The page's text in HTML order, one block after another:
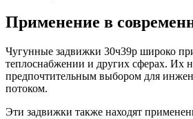
Применение в
Чугунные задвижки 30ч39р широко
теплоснабжении и других сферах. Их
предпочтительным выбором для
потоком.
Эти задвижки также находят